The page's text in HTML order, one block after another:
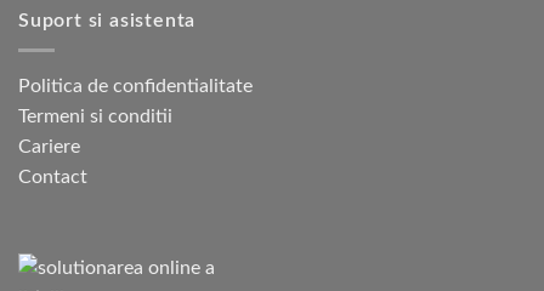
Suport si asistenta
Politica de confidentialitate
Termeni si conditii
Cariere
Contact